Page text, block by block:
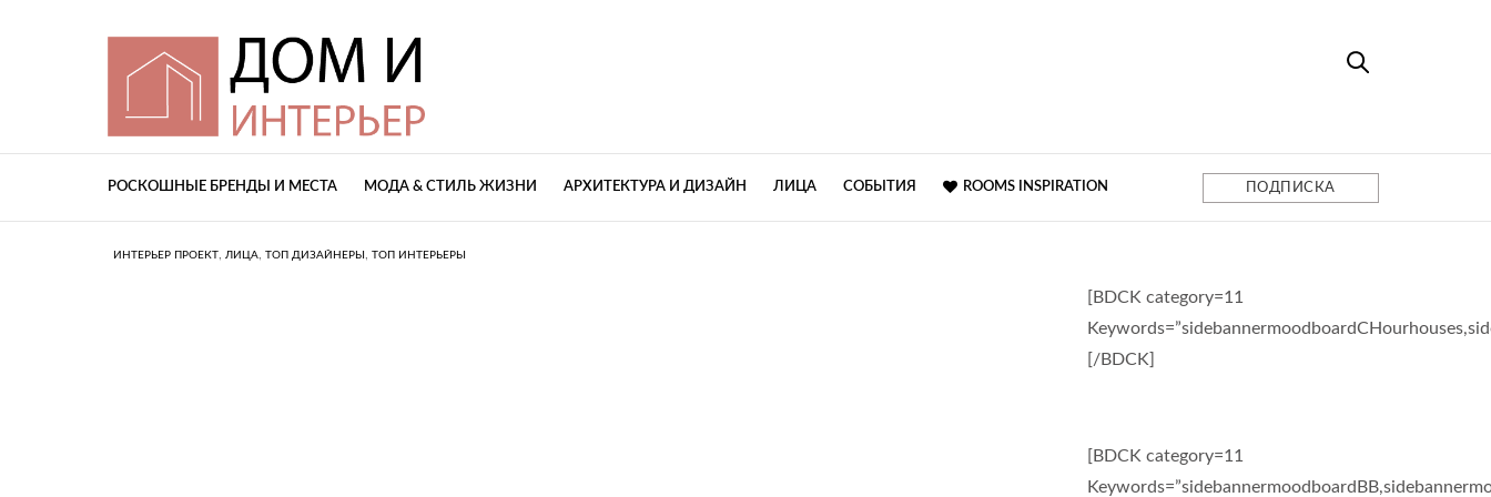
РОСКОШНЫЕ БРЕНДЫ И МЕСТА МОДА & СТИЛЬ ЖИЗНИ АРХИТЕКТУРА И ДИЗАЙН ЛИЦА СОБЫТИЯ ROOMS INSPIRATION ПОДПИСКА
ИНТЕРЬЕР ПРОЕКТ, ЛИЦА, ТОП ДИЗАЙНЕРЫ , ТОП ИНТЕРЬЕРЫ
[BDCK category=11
[/BDCK]
[BDCK category=11